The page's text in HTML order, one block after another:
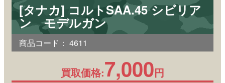
[タナカ] コルトSAA.45 シビリア
ン モデルガン
商品コード： 4611
買取価格:7,000円